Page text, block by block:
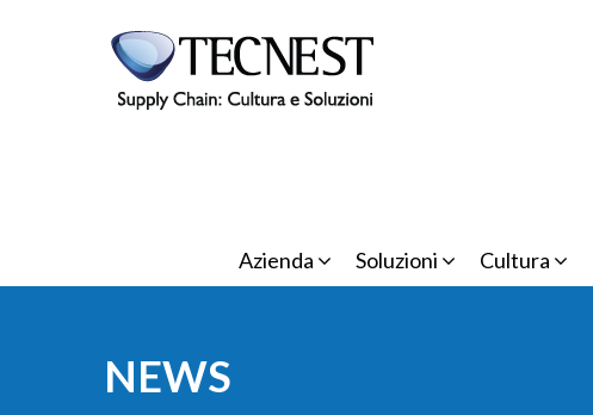
Azienda Soluzioni Cultura
NEWS